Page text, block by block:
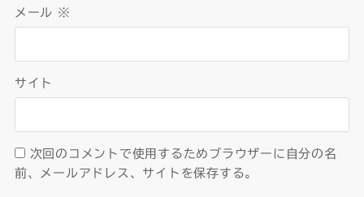
メール ※
サイト
次回のコメントで使用するためブラウザーに自分の名
前、メールアドレス、サイトを保存する。